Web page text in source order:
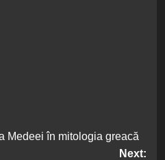
Medeei în mitologia greacă
Next: